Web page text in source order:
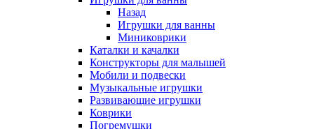
Назад
Игрушки для ванны
Миниковрики
Каталки и качалки
Конструкторы для малышей
Мобили и подвески
Музыкальные игрушки
Развивающие игрушки
Коврики
Погремушки